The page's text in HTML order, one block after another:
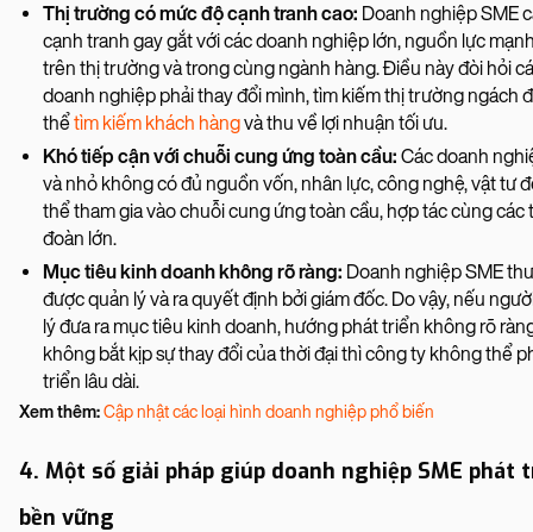
Thị trường có mức độ cạnh tranh cao: Doanh nghiệp SME
cạnh tranh gay gắt với các doanh nghiệp lớn, nguồn lực
trên thị trường và trong cùng ngành hàng. Điều này đòi hỏi
doanh nghiệp phải thay đổi mình, tìm kiếm thị trường ngách
thểtìm kiếm khách hàngvà thu về lợi nhuận tối ưu.
Khó tiếp cận với chuỗi cung ứng toàn cầu: Các doanh
và nhỏ không có đủ nguồn vốn, nhân lực, công nghệ, vật tư
thể tham gia vào chuỗi cung ứng toàn cầu, hợp tác cùng các
đoàn lớn.
Mục tiêu kinh doanh không rõ ràng: Doanh nghiệp SME
được quản lý và ra quyết định bởi giám đốc. Do vậy, nếu
lý đưa ra mục tiêu kinh doanh, hướng phát triển không rõ
không bắt kịp sự thay đổi của thời đại thì công ty không thể
triển lâu dài.
Xem thêm:Cập nhật các loại hình doanh nghiệp phổ biến
4. Một số giải pháp giúp doanh nghiệp SME phát
bền vững